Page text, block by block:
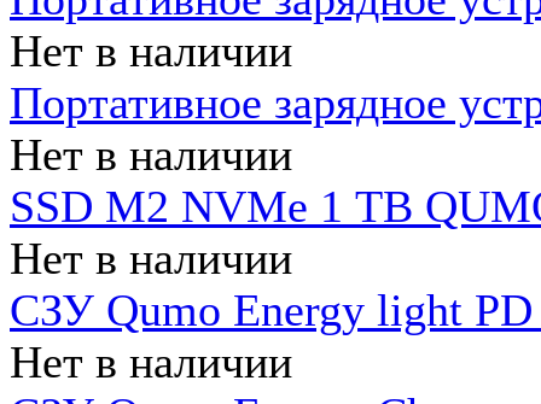
Нет в наличии
Портативное зарядное
Нет в наличии
SSD M2 NVMe 1 ТB
Нет в наличии
СЗУ Qumo Energy light PD
Нет в наличии